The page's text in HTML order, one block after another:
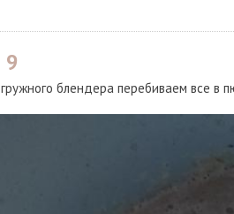
9
блендера перебиваем все в